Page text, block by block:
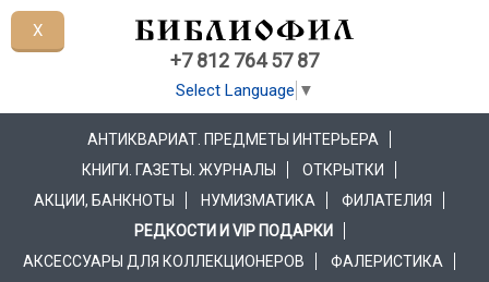
+7 812 764 57 87
Select Language ▼
АНТИКВАРИАТ. ПРЕДМЕТЫ ИНТЕРЬЕРА
КНИГИ. ГАЗЕТЫ. ЖУРНАЛЫ
ОТКРЫТКИ
АКЦИИ, БАНКНОТЫ
НУМИЗМАТИКА
ФИЛАТЕЛИЯ
РЕДКОСТИ И VIP ПОДАРКИ
АКСЕССУАРЫ ДЛЯ КОЛЛЕКЦИОНЕРОВ
ФАЛЕРИСТИКА
X